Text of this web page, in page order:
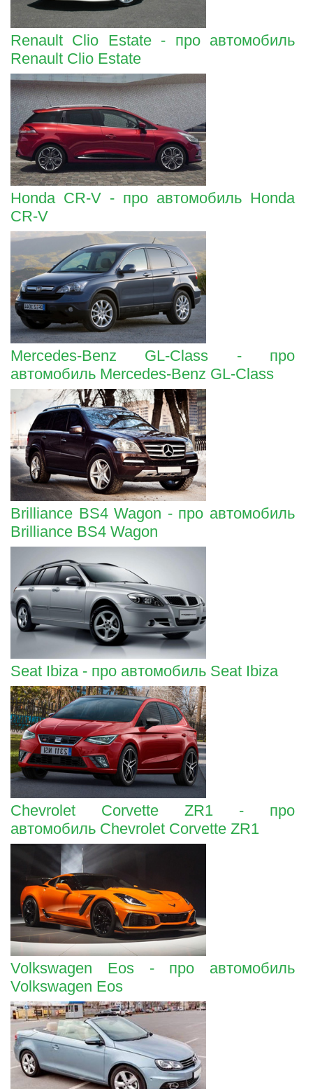
Renault Clio Estate - про автомобиль
Renault Clio Estate
Honda CR-V - про автомобиль Honda
CR-V
Mercedes-Benz GL-Class - про
автомобиль Mercedes-Benz GL-Class
Brilliance BS4 Wagon - про автомобиль
Brilliance BS4 Wagon
Seat Ibiza - про автомобиль Seat Ibiza
Chevrolet Corvette ZR1 - про
автомобиль Chevrolet Corvette ZR1
Volkswagen Eos - про автомобиль
Volkswagen Eos